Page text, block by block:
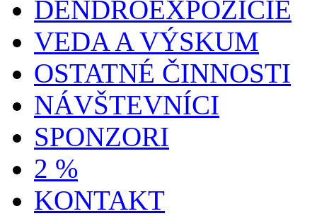
DENDROEXPOZÍCIE
VEDA A VÝSKUM
OSTATNÉ ČINNOSTI
NÁVŠTEVNÍCI
SPONZORI
2 %
KONTAKT